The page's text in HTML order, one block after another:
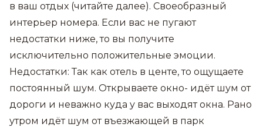
в ваш отдых (читайте далее). Своеобразный
интерьер номера. Если вас не пугают
недостатки ниже, то вы получите
исключительно положительные эмоции.
Недостатки: Так как отель в центе, то ощущаете
постоянный шум. Открываете окно- идёт шум от
дороги и неважно куда у вас выходят окна. Рано
утром идёт шум от въезжающей в парк